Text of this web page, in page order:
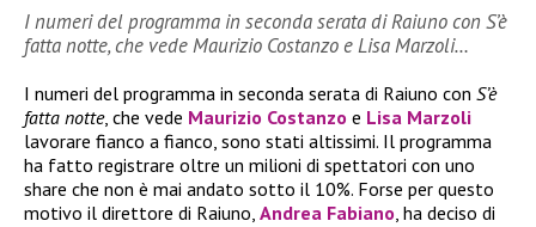
I numeri del programma in seconda serata di Raiuno con S’è
fatta notte, che vede Maurizio Costanzo e Lisa Marzoli…
I numeri del programma in seconda serata di Raiuno con S’è
fatta notte, che vede Maurizio Costanzo e Lisa Marzoli
lavorare fianco a fianco, sono stati altissimi. Il programma
ha fatto registrare oltre un milioni di spettatori con uno
share che non è mai andato sotto il 10%. Forse per questo
motivo il direttore di Raiuno, Andrea Fabiano , ha deciso di